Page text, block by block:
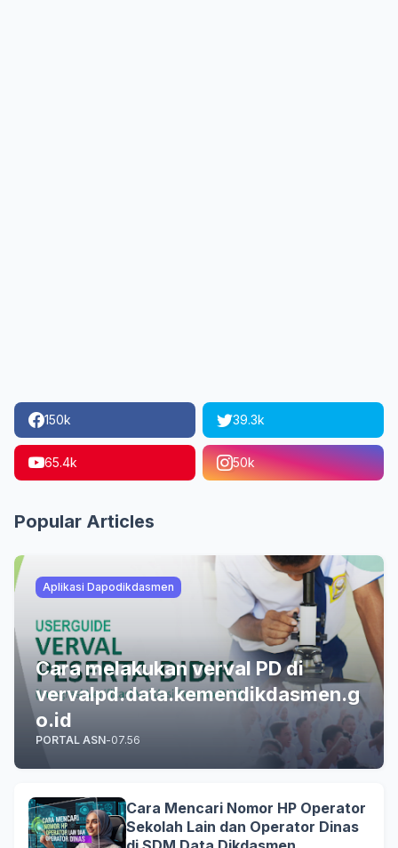
150k 39.3k
65.4k 50k
Popular Articles
Aplikasi Dapodikdasmen
Cara melakukan verval PD di
vervalpd.data.kemendikdasmen.g
o.id
PORTAL ASN-07.56
Cara Mencari Nomor HP Operator
Sekolah Lain dan Operator Dinas